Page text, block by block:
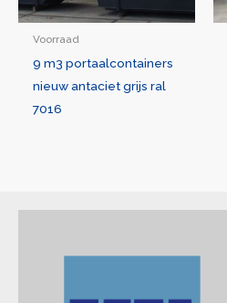
Voorraad
9 m3 portaalcontainers
nieuw antaciet grijs ral
7016